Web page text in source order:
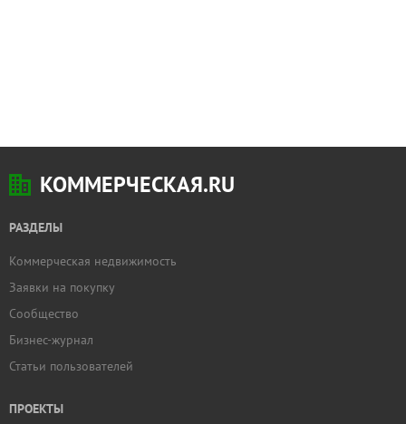
КОММЕРЧЕСКАЯ.RU
РАЗДЕЛЫ
Коммерческая недвижимость
Заявки на покупку
Сообщество
Бизнес-журнал
Статьи пользователей
ПРОЕКТЫ